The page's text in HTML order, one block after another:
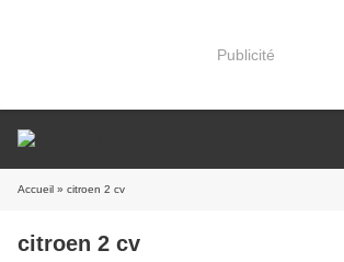
Publicité
Accueil » citroen 2 cv
citroen 2 cv